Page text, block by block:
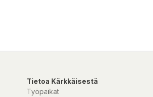
Tietoa Kärkkäisestä
Työpaikat